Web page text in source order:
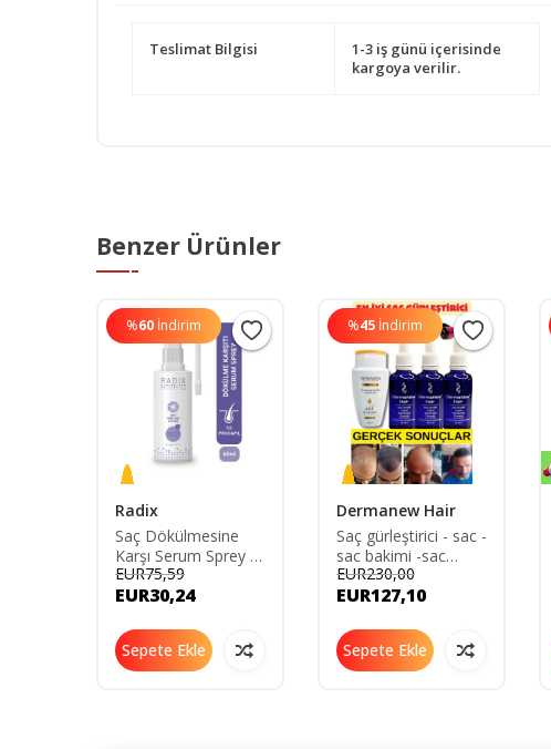
Teslimat Bilgisi
1-3 iş günü içerisinde
kargoya verilir.
Benzer Ürünler
%60 İndirim
Radix
Saç Dökülmesine
Karşı Serum Sprey -
Anti Hair Loss Lotion
60 Ml
EUR75,59
EUR30,24
Sepete Ekle
%45 İndirim
Dermanew Hair
Saç gürleştirici - sac -
sac bakimi -sac
serumu - sac serum
ve yagi - sac - 3
Şampuan
EUR230,00
EUR127,10
Sepete Ekle